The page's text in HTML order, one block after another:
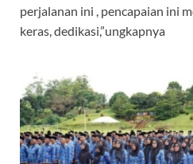
perjalanan ini , pencapaian ini
keras, dedikasi,”ungkapnya